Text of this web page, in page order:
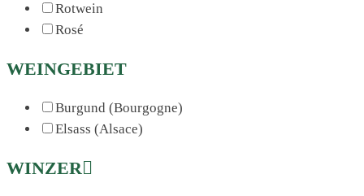
Rotwein
Rosé
WEINGEBIET
Burgund (Bourgogne)
Elsass (Alsace)
WINZER